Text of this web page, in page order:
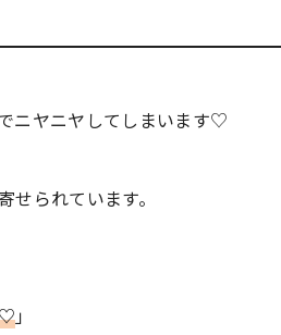
ニヤニヤしてしまいます♡
せられています。
♡」